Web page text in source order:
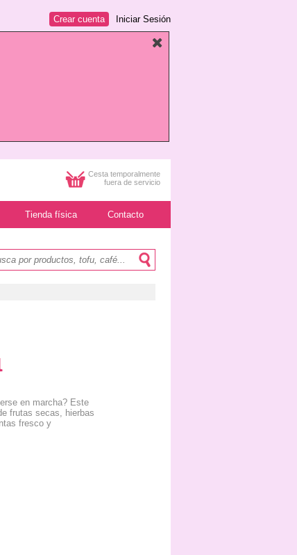
Iniciar Sesión
Crear cuenta
Cesta temporalmente
fuera de servicio
Tienda física Contacto
en marcha? Este
frutas secas, hierbas
fresco y